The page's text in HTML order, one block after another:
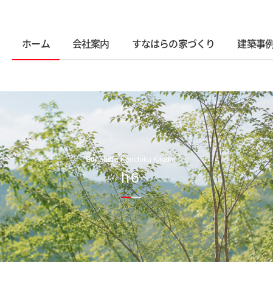
ホーム 会社案内 すなはらの家づくり 建築事例
Sunahara Kenchiku Kikaku
h6